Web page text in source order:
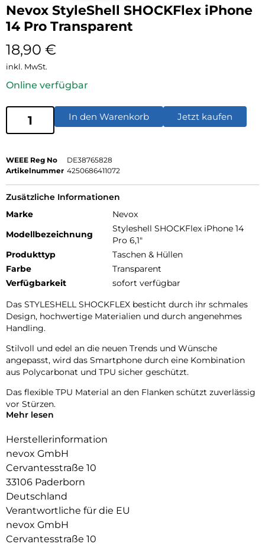
Nevox StyleShell SHOCKFlex iPhone
14 Pro Transparent
18,90 €
inkl. MwSt.
Online verfügbar
In den Warenkorb Jetzt kaufen
WEEE Reg No
DE38765828
Artikelnummer 4250686411072
Zusätzliche Informationen
Marke
Nevox
Modellbezeichnung
Styleshell SHOCKFlex iPhone 14
Pro 6,1"
Produkttyp
Taschen & Hüllen
Farbe
Transparent
Verfügbarkeit
sofort verfügbar
Das STYLESHELL SHOCKFLEX besticht durch ihr schmales
Design, hochwertige Materialien und durch angenehmes
Handling.
Stilvoll und edel an die neuen Trends und Wünsche
angepasst, wird das Smartphone durch eine Kombination
aus Polycarbonat und TPU sicher geschützt.
Das flexible TPU Material an den Flanken schützt zuverlässig
vor Stürzen.
Durch das verwendete Material ist diese komplett
Transparent und bringt jegliche Farbe des Smartphones,
passend zur Geltung.
Die Anschlüsse, Knöpfe und Kamera bleiben voll zugänglich.
Hochwertiges Schmutzabweisendes Material und
Schockproof durch eingearbeitete Luftpolster in den Ecken.
Mehr lesen
Herstellerinformation
nevox GmbH
Cervantesstraße 10
33106 Paderborn
Deutschland
Verantwortliche für die EU
nevox GmbH
Cervantesstraße 10